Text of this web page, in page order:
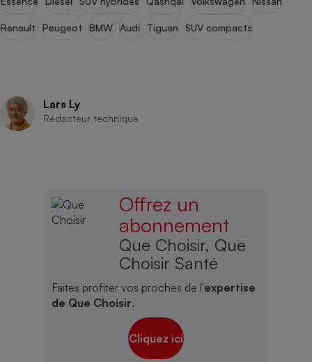
Renault Peugeot BMW Audi Tiguan SUV compacts
Lars Ly
Rédacteur technique
Offrez un
abonnement
Que Choisir, Que
Choisir Santé
Faites profiter vos proches de l'expertise
de Que Choisir.
Cliquez ici